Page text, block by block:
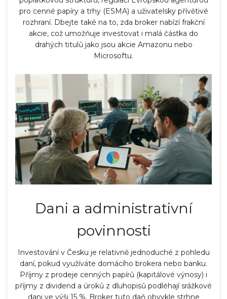
pro cenné papíry a trhy (ESMA) a uživatelsky přívětivé
rozhraní. Dbejte také na to, zda broker nabízí frakční
akcie, což umožňuje investovat i malá částka do
drahých titulů jako jsou akcie Amazonu nebo
Microsoftu.
Dani a administrativní
povinnosti
Investování v Česku je relativně jednoduché z pohledu
daní, pokud využíváte domácího brokera nebo banku.
Příjmy z prodeje cenných papírů (kapitálové výnosy) i
příjmy z dividend a úroků z dluhopisů podléhají srážkové
dani ve výši 15 %. Broker tuto daň obvykle strhne